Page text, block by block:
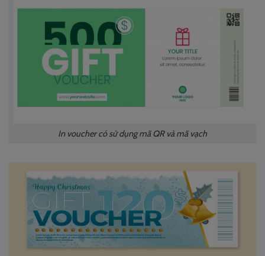
In voucher có sử dụng mã QR và mã vạch